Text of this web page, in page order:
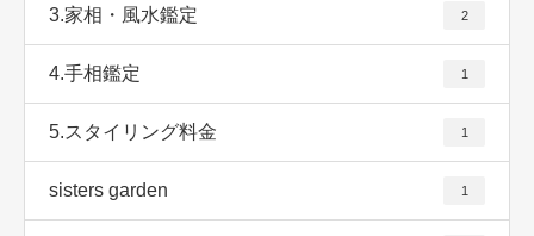
3.家相・風水鑑定 2
4.手相鑑定 1
5.スタイリング料金 1
sisters garden 1